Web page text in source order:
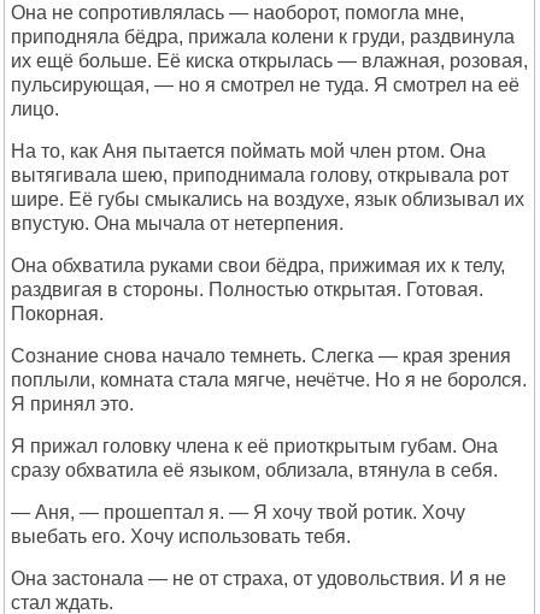
Она не сопротивлялась — наоборот, помогла мне,
приподняла бёдра, прижала колени к груди, раздвинула
их ещё больше. Её киска открылась — влажная, розовая,
пульсирующая, — но я смотрел не туда. Я смотрел на её
лицо.
На то, как Аня пытается поймать мой член ртом. Она
вытягивала шею, приподнимала голову, открывала рот
шире. Её губы смыкались на воздухе, язык облизывал их
впустую. Она мычала от нетерпения.
Она обхватила руками свои бёдра, прижимая их к телу,
раздвигая в стороны. Полностью открытая. Готовая.
Покорная.
Сознание снова начало темнеть. Слегка — края зрения
поплыли, комната стала мягче, нечётче. Но я не боролся.
Я принял это.
Я прижал головку члена к её приоткрытым губам. Она
сразу обхватила её языком, облизала, втянула в себя.
— Аня, — прошептал я. — Я хочу твой ротик. Хочу
выебать его. Хочу использовать тебя.
Она застонала — не от страха, от удовольствия. И я не
стал ждать.